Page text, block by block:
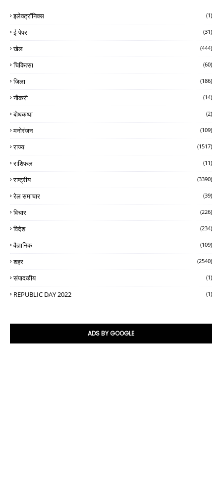
इलेक्ट्रॉनिक्स (1)
ई-पेपर (31)
खेल (444)
चिकित्सा (60)
जिला (186)
नौकरी (14)
बोधकथा (2)
मनोरंजन (109)
राज्य (1517)
राशिफल (11)
राष्ट्रीय (3390)
रेल समाचार (39)
विचार (226)
विदेश (234)
वैज्ञानिक (109)
शहर (2540)
संपादकीय (1)
REPUBLIC DAY 2022 (1)
ADS BY GOOGLE